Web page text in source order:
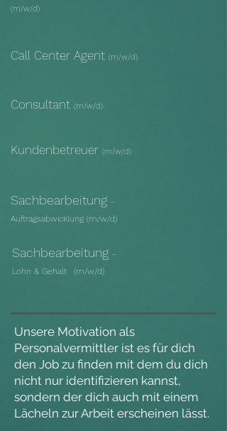
(m/w/d)
Call Center Agent (m/w/d)
Consultant (m/w/d)
Kundenbetreuer (m/w/d)
Sachbearbeitung -
Auftragsabwicklung (m/w/d)
Sachbearbeitung -
Lohn & Gehalt
(m/w/d)
Unsere Motivation als
Personalvermittler ist es für dich
den Job zu finden mit dem du dich
nicht nur identifizieren kannst,
sondern der dich auch mit einem
Lächeln zur Arbeit erscheinen lässt.